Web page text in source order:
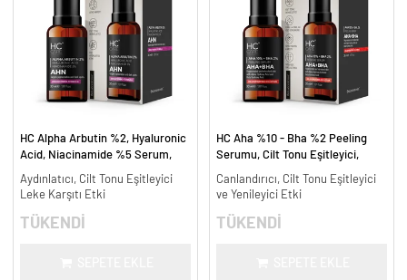
HC Alpha Arbutin %2, Hyaluronic
Acid, Niacinamide %5 Serum,
ml.
Aydınlatıcı, Cilt Tonu Eşitleyici
Leke Karşıtı Etki
TÜKENDİ
HC Aha %10 - Bha %2 Peeling
Serumu, Cilt Tonu Eşitleyici,
Canlandırıcı, Cilt Tonu Eşitleyici
ve Yenileyici Etki
TÜKENDİ